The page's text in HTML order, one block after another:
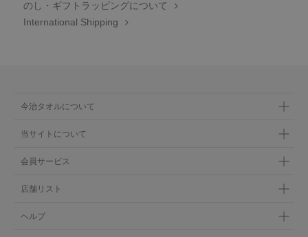
のし・ギフトラッピングについて
International Shipping
今治タオルについて
当サイトについて
会員サービス
店舗リスト
ヘルプ